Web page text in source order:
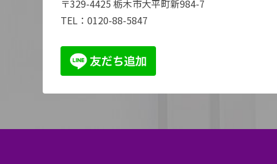
〒329-4425 栃木市大平町新984-7
TEL： 0120-88-5847